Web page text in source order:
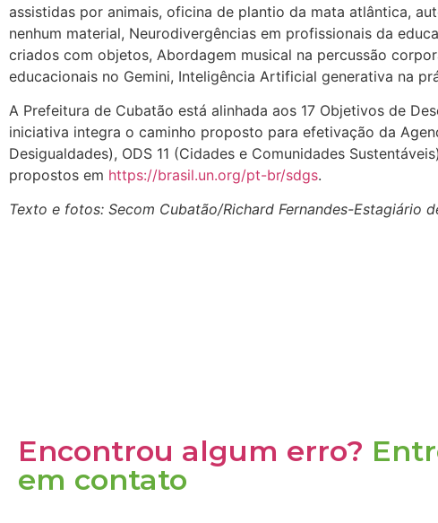
assistidas por animais, oficina de plantio da mata atlântica,
nenhum material, Neurodivergências em profissionais da
criados com objetos, Abordagem musical na percussão
educacionais no Gemini, Inteligência Artificial generativa na
A Prefeitura de Cubatão está alinhada aos 17 Objetivos de
iniciativa integra o caminho proposto para efetivação da
Desigualdades), ODS 11 (Cidades e Comunidades
propostos em https://brasil.un.org/pt-br/sdgs.
Texto e fotos: Secom Cubatão/Richard Fernandes-Estagiário
Encontrou algum erro?
em contato